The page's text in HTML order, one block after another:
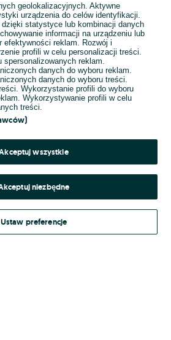
jednego z dostawców wskazanych powyżej,
OLX.pl w jego aktualnym brzmieniu.
geolokalizacyjnych. Aktywne
urządzenia do celów identyfikacji.
dzięki statystyce lub kombinacji danych
informacji na urządzeniu lub
efektywności reklam. Rozwój i
profili w celu personalizacji treści.
spersonalizowanych reklam.
danych do wyboru reklam.
danych do wyboru treści.
Wykorzystanie profili do wyboru
Wykorzystywanie profili w celu
treści.
wszystkie
niezbędne
Ustaw preferencje